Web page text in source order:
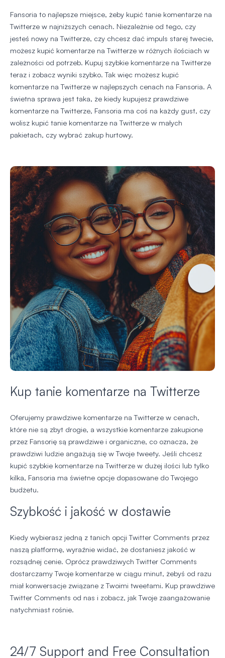
Fansoria to najlepsze miejsce, żeby kupić tanie komentarze na
Twitterze w najniższych cenach. Niezależnie od tego, czy
jesteś nowy na Twitterze, czy chcesz dać impuls starej twecie,
możesz kupić komentarze na Twitterze w różnych ilościach w
zależności od potrzeb. Kupuj szybkie komentarze na Twitterze
teraz i zobacz wyniki szybko. Tak więc możesz kupić
komentarze na Twitterze w najlepszych cenach na Fansoria. A
świetna sprawa jest taka, że kiedy kupujesz prawdziwe
komentarze na Twitterze, Fansoria ma coś na każdy gust, czy
wolisz kupić tanie komentarze na Twitterze w małych
pakietach, czy wybrać zakup hurtowy.
Kup tanie komentarze na Twitterze
Oferujemy prawdziwe komentarze na Twitterze w cenach,
które nie są zbyt drogie, a wszystkie komentarze zakupione
przez Fansorię są prawdziwe i organiczne, co oznacza, że
prawdziwi ludzie angażują się w Twoje tweety. Jeśli chcesz
kupić szybkie komentarze na Twitterze w dużej ilości lub tylko
kilka, Fansoria ma świetne opcje dopasowane do Twojego
budżetu.
Szybkość i jakość w dostawie
Kiedy wybierasz jedną z tanich opcji Twitter Comments przez
naszą platformę, wyraźnie widać, że dostaniesz jakość w
rozsądnej cenie. Oprócz prawdziwych Twitter Comments
dostarczamy Twoje komentarze w ciągu minut, żebyś od razu
miał konwersacje związane z Twoimi tweetami. Kup prawdziwe
Twitter Comments od nas i zobacz, jak Twoje zaangażowanie
natychmiast rośnie.
24/7 Support and Free Consultation